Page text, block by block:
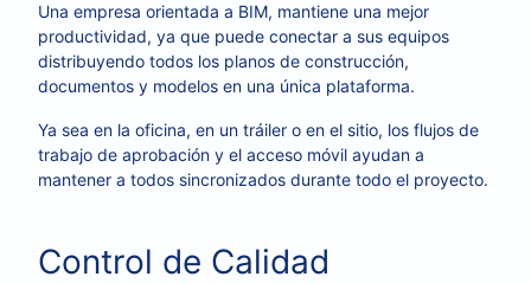
Una empresa orientada a BIM, mantiene una mejor
productividad, ya que puede conectar a sus equipos
distribuyendo todos los planos de construcción,
documentos y modelos en una única plataforma.
Ya sea en la oficina, en un tráiler o en el sitio, los flujos de
trabajo de aprobación y el acceso móvil ayudan a
mantener a todos sincronizados durante todo el proyecto.
Control de Calidad